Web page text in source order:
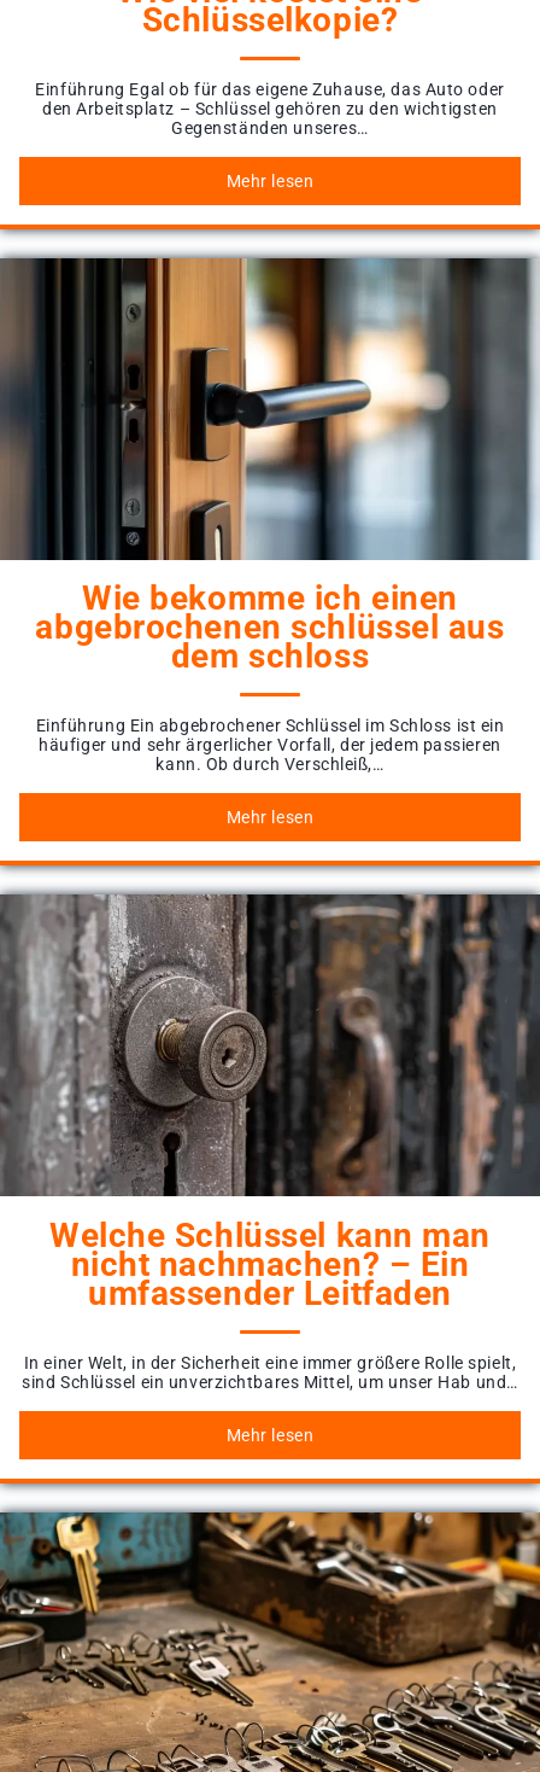
Schlüsselkopie?
Einführung Egal ob für das eigene Zuhause, das Auto oder
den Arbeitsplatz – Schlüssel gehören zu den wichtigsten
Gegenständen unseres…
Mehr lesen
Wie bekomme ich einen
abgebrochenen schlüssel aus
dem schloss
Einführung Ein abgebrochener Schlüssel im Schloss ist ein
häufiger und sehr ärgerlicher Vorfall, der jedem passieren
kann. Ob durch Verschleiß,…
Mehr lesen
Welche Schlüssel kann man
nicht nachmachen? – Ein
umfassender Leitfaden
In einer Welt, in der Sicherheit eine immer größere Rolle spielt,
sind Schlüssel ein unverzichtbares Mittel, um unser Hab und…
Mehr lesen